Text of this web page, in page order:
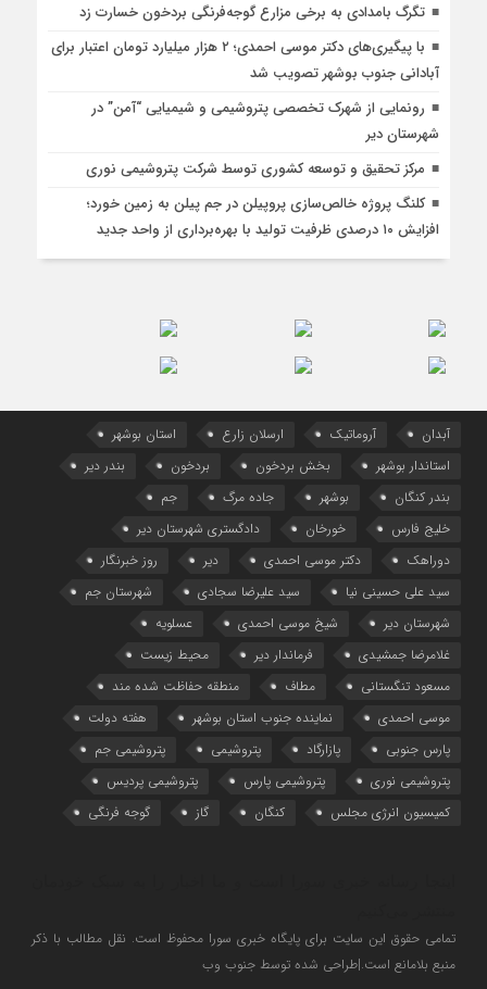
تگرگ بامدادی به برخی مزارع گوجه‌فرنگی بردخون خسارت زد
با پیگیری‌های دکتر موسی احمدی؛ ۲ هزار میلیارد تومان اعتبار برای
آبادانی جنوب بوشهر تصویب شد
رونمایی از شهرک تخصصی پتروشیمی و شیمیایی “آمن” در
شهرستان دیر
مرکز تحقیق و توسعه کشوری توسط شرکت پتروشیمی نوری
کلنگ پروژه خالص‌سازی پروپیلن در جم پیلن به زمین خورد؛
افزایش ۱۰ درصدی ظرفیت تولید با بهره‌برداری از واحد جدید
آبدان آروماتیک ارسلان زارع
استان بوشهر
استاندار بوشهر
بخش بردخون بردخون
بندر دیر
بندر کنگان
بوشهر جاده مرگ
جم
خلیج فارس
خورخان
دادگستری شهرستان دیر
دوراهک
دکتر موسی احمدی دیر
روز خبرنگار
سید علی حسینی نیا
سید علیرضا سجادی
شهرستان جم
شهرستان دیر
شیخ موسی احمدی
عسلویه
غلامرضا جمشیدی
فرماندار دیر
محیط زیست
مسعود تنگستانی
مطاف
منطقه حفاظت شده مند
موسی احمدی
نماینده جنوب استان بوشهر
هفته دولت
پارس جنوبی
پازارگاد پتروشیمی
پتروشیمی جم
پتروشیمی نوری
پتروشیمی پارس
پتروشیمی پردیس
کمیسیون انرژی مجلس
کنگان گاز گوجه فرنگی
تمامی حقوق این سایت برای پایگاه خبری سورا محفوظ است. نقل مطالب با ذکر
منبع بلامانع است.|طراحی شده توسط جنوب وب